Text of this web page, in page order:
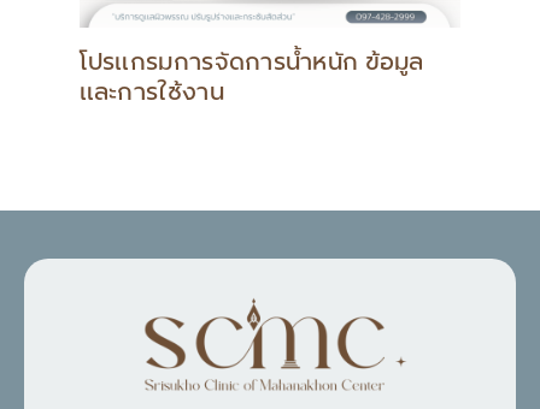
โปรแกรมการจัดการน้ำหนัก ข้อมูล
และการใช้งาน